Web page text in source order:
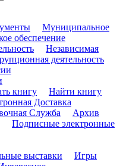
Муниципальное
обеспечение
Независимая
деятельность
книгу
Найти книгу
Доставка
Служба
Архив
Подписные электронные
выставки
Игры